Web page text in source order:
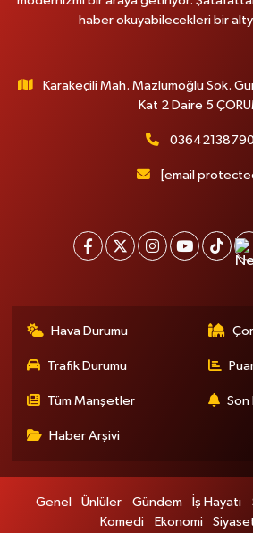
haber okuyabilecekleri bir
Karakeçili Mah. Mazlumoğlu Sok.
Kat 2 Daire 5
03642138790
[email
Hava Durumu
Trafik Durumu
Tüm Manşetler Son
Haber Arşivi
Genel Ünlüler Gündem İş Hayatı
Komedi
Ekonomi